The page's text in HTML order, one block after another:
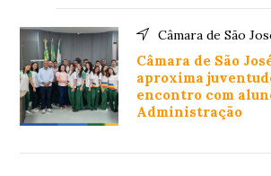
Câmara de São
Câmara de São
aproxima
encontro com
Administração